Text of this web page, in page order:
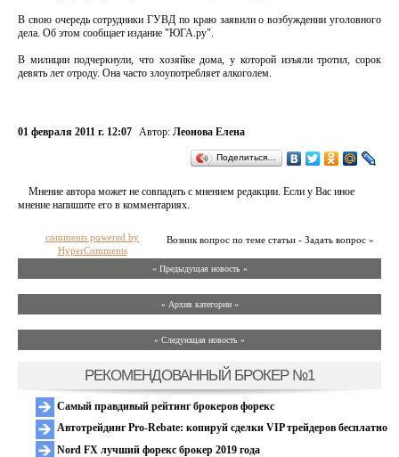
В свою очередь сотрудники ГУВД по краю заявили о возбуждении уголовного
дела. Об этом сообщает издание "ЮГА.ру".
В милиции подчеркнули, что хозяйке дома, у которой изъяли тротил, сорок
девять лет отроду. Она часто злоупотребляет алкоголем.
01 февраля 2011 г. 12:07 Автор: Леонова Елена
Поделиться…
Мнение автора может не совпадать с мнением редакции. Если у Вас иное
мнение напишите его в комментариях.
Возник вопрос по теме статьи - Задать вопрос »
comments powered by
HyperComments
« Предыдущая новость «
» Архив категории «
» Следующая новость »
РЕКОМЕНДОВАННЫЙ БРОКЕР №1
Самый правдивый рейтинг брокеров форекс
Автотрейдинг Pro-Rebate: копируй сделки VIP трейдеров бесплатно
Nord FX лучший форекс брокер 2019 года